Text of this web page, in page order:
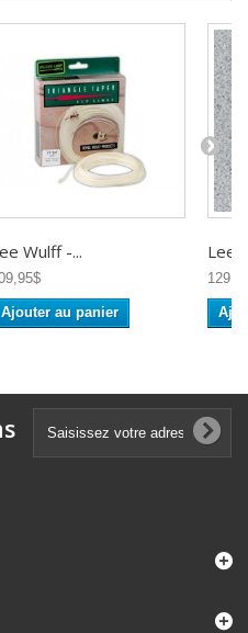
Wulff -...
Ajouter au panier
Lee